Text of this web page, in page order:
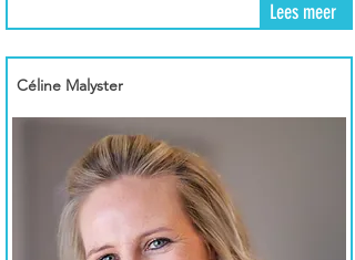
Lees meer
Céline Malyster